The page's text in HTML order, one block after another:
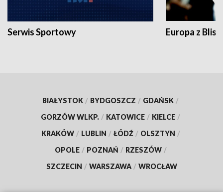
Serwis Sportowy Europa z
BIAŁYSTOK / BYDGOSZCZ / GDAŃSK /
GORZÓW WLKP. / KATOWICE / KIELCE /
KRAKÓW / LUBLIN / ŁÓDŹ / OLSZTYN /
OPOLE / POZNAŃ / RZESZÓW /
SZCZECIN / WARSZAWA / WROCŁAW